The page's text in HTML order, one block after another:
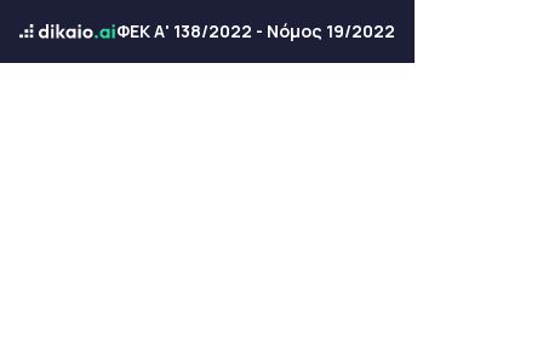
ΦΕΚ Α' 138/2022 - Νόμος 19/2022